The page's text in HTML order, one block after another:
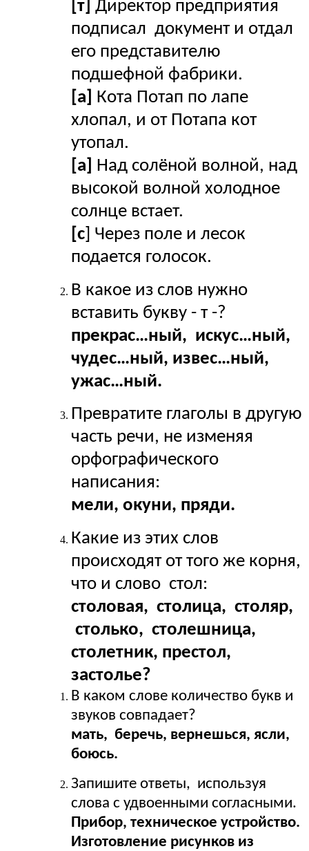
[т] Директор предприятия
подписал документ и отдал
его представителю
подшефной фабрики.
[a]
Кота Потап по лапе
хлопал, и от Потапа кот
утопал.
[a]
Над солёной волной, над
высокой волной холодное
солнце встает.
[c] Через поле и лесок
подается голосок.
В какое из слов нужно
вставить букву - т -?
прекрас…ный, искус…ный,
чудес…ный, извес…ный,
ужас…ный.
Превратите глаголы в другую
часть речи, не изменяя
орфографического
написания:
мели, окуни, пряди.
Какие из этих слов
происходят от того же корня,
что и слово стол:
столовая, столица, столяр,
столько, столешница,
столетник, престол,
застолье?
В каком слове количество букв и
звуков совпадает?
мать, беречь, вернешься, ясли,
боюсь.
Запишите ответы, используя
слова с удвоенными согласными.
Прибор, техническое устройство.
Изготовление рисунков из